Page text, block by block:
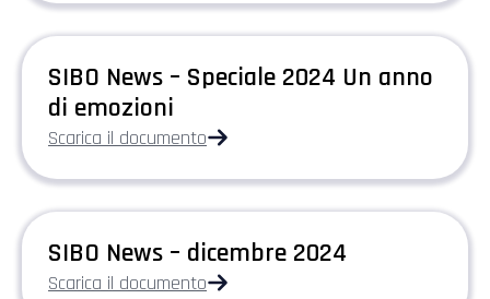
SIBO News – Speciale 2024 Un anno
di emozioni
Scarica il documento
SIBO News – dicembre 2024
Scarica il documento